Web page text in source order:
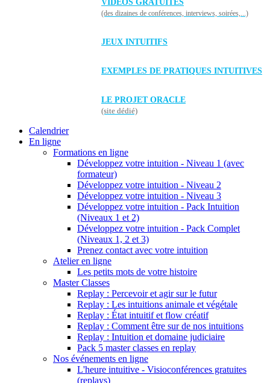
VIDÉOS GRATUITES
(des dizaines de conférences, interviews, soirées,...)
JEUX INTUITIFS
EXEMPLES DE PRATIQUES INTUITIVES
LE PROJET ORACLE
(site dédié)
Calendrier
En ligne
Formations en ligne
Développez votre intuition - Niveau 1 (avec
formateur)
Développez votre intuition - Niveau 2
Développez votre intuition - Niveau 3
Développez votre intuition - Pack Intuition
(Niveaux 1 et 2)
Développez votre intuition - Pack Complet
(Niveaux 1, 2 et 3)
Prenez contact avec votre intuition
Atelier en ligne
Les petits mots de votre histoire
Master Classes
Replay : Percevoir et agir sur le futur
Replay : Les intuitions animale et végétale
Replay : État intuitif et flow créatif
Replay : Comment être sur de nos intuitions
Replay : Intuition et domaine judiciaire
Pack 5 master classes en replay
Nos événements en ligne
L'heure intuitive - Visioconférences gratuites
(replays)